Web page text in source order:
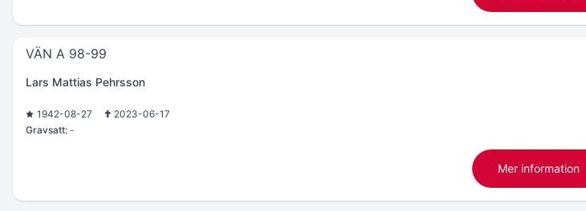
VÄN A 98-99
Lars Mattias Pehrsson
1942-08-27
2023-06-17
Gravsatt: -
Mer information